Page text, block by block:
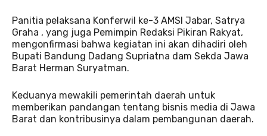
Panitia pelaksana Konferwil ke-3 AMSI Jabar, Satrya
Graha , yang juga Pemimpin Redaksi Pikiran Rakyat,
mengonfirmasi bahwa kegiatan ini akan dihadiri oleh
Bupati Bandung Dadang Supriatna dam Sekda Jawa
Barat Herman Suryatman.
Keduanya mewakili pemerintah daerah untuk
memberikan pandangan tentang bisnis media di Jawa
Barat dan kontribusinya dalam pembangunan daerah.